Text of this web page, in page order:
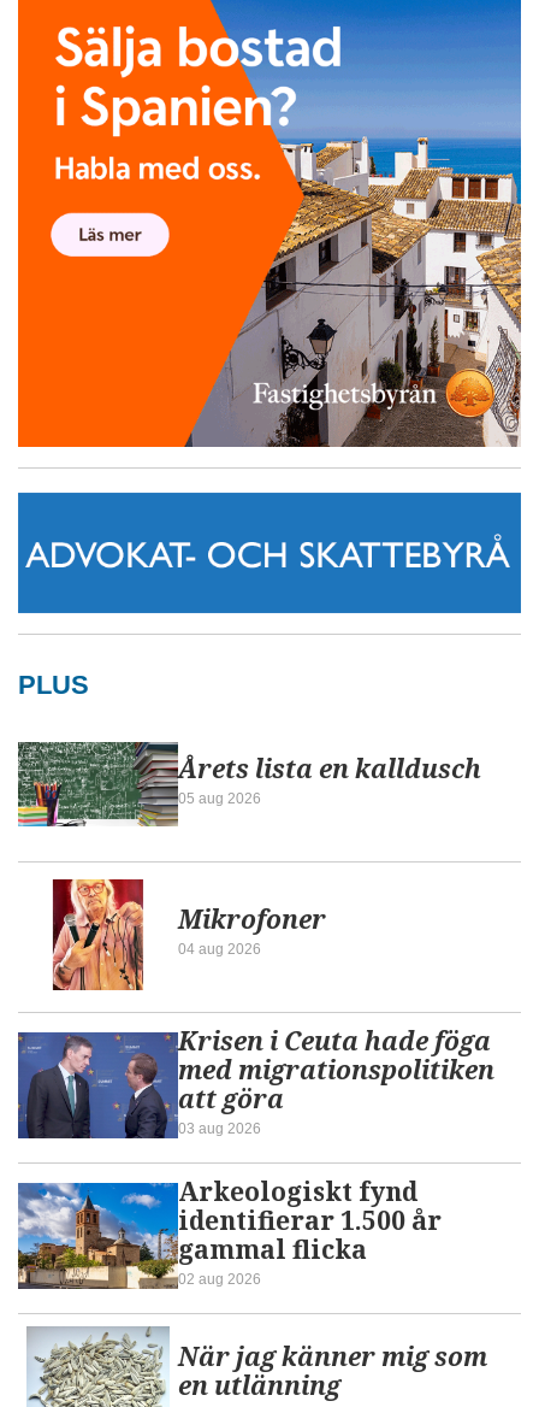
PLUS
Årets lista en kalldusch
05 aug 2026
Mikrofoner
04 aug 2026
Krisen i Ceuta hade föga
med migrationspolitiken
att göra
03 aug 2026
Arkeologiskt fynd
identifierar 1.500 år
gammal flicka
02 aug 2026
När jag känner mig som
en utlänning